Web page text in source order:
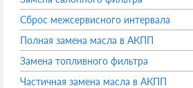
Сброс межсервисного интервала
Полная замена масла в АКПП
Замена топливного фильтра
Частичная замена масла в АКПП